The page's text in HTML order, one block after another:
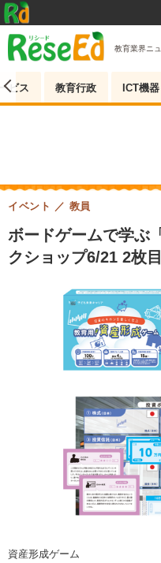
教育業界ニ
ビス 教育行政 ICT機器
ボードゲームで学ぶ
クショップ6/21 2枚
イベント 教員
資産形成ゲーム